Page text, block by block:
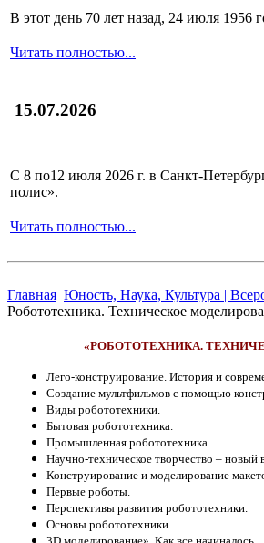
В этот день 70 лет назад, 24 июля
Читать полностью...
15.07.2026
С 8 по12 июля 2026 г. в Санкт-
полис».
Читать полностью...
Главная Юность, Наука, Культура |
Робототехника. Техническое
«РОБОТОТЕХНИКА.
Лего-конструирование. История и
Создание мультфильмов с помощью
Виды робототехники.
Бытовая робототехника.
Промышленная робототехника.
Научно-техническое творчество – новый
Конструирование и моделирование
Первые роботы.
Перспективы развития робототехники.
Основы робототехники.